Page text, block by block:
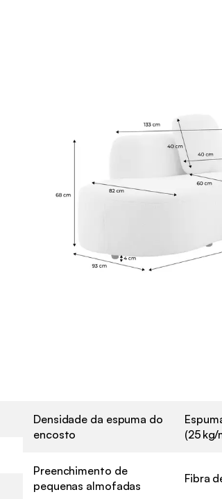
Densidade da espuma do
encosto
(25 kg/
Preenchimento de
pequenas almofadas
Fibra